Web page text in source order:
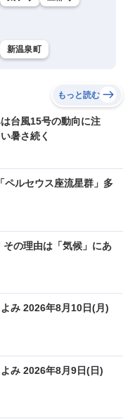
新温泉町
もっと読む
台風15号の動向に注
暑さ続く
ペルセウス座流星群」多
その理由は「気候」にあ
み 2026年8月10日(月)
み 2026年8月9日(日)